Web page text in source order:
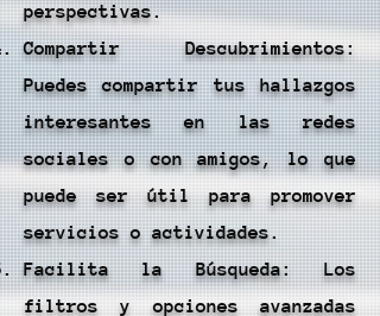
perspectivas.
Compartir Descubrimientos:
Puedes compartir tus hallazgos
interesantes en las redes
sociales o con amigos, lo que
puede ser útil para promover
servicios o actividades.
Facilita la Búsqueda: Los
filtros y opciones avanzadas